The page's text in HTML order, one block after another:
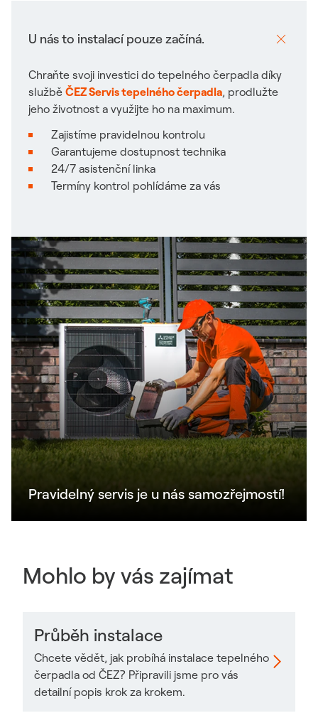
U nás to instalací pouze začíná.
Chraňte svoji investici do tepelného čerpadla díky
službě ČEZ Servis tepelného čerpadla, prodlužte
jeho životnost a využijte ho na maximum.
Zajistíme pravidelnou kontrolu
Garantujeme dostupnost technika
24/7 asistenční linka
Termíny kontrol pohlídáme za vás
Pravidelný servis je u nás samozřejmostí!
Mohlo by vás zajímat
Průběh instalace
Chcete vědět, jak probíhá instalace tepelného
čerpadla od ČEZ? Připravili jsme pro vás
detailní popis krok za krokem.
Odkaz se otevře v novém okně